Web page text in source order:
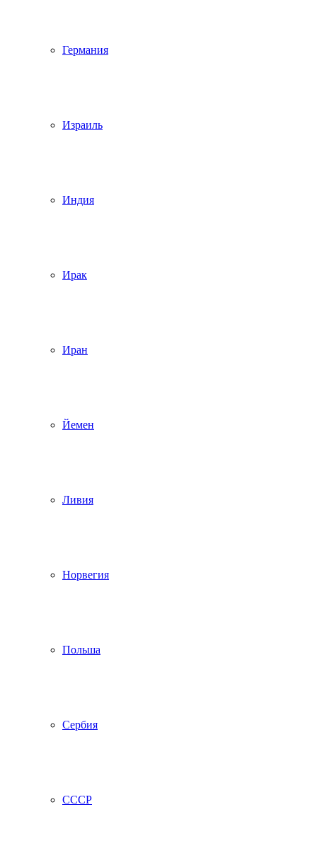
Германия
Израиль
Индия
Ирак
Иран
Йемен
Ливия
Норвегия
Польша
Сербия
СССР